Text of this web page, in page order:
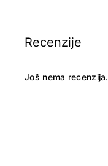
Recenzije
Još nema recenzija.